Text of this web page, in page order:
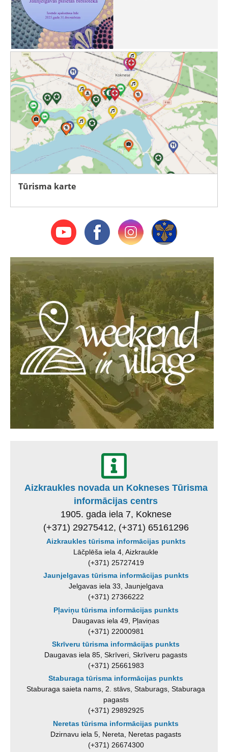
Tūrisma karte
Aizkraukles novada un Kokneses Tūrisma
informācijas centrs
1905. gada iela 7, Koknese
(+371) 29275412, (+371) 65161296
Aizkraukles tūrisma informācijas punkts
Lāčplēša iela 4, Aizkraukle
(+371) 25727419
Jaunjelgavas tūrisma informācijas punkts
Jelgavas iela 33, Jaunjelgava
(+371) 27366222
Pļaviņu tūrisma informācijas punkts
Daugavas iela 49, Pļaviņas
(+371) 22000981
Skrīveru tūrisma informācijas punkts
Daugavas iela 85, Skrīveri, Skrīveru pagasts
(+371) 25661983
Staburaga tūrisma informācijas punkts
Staburaga saieta nams, 2. stāvs, Staburags, Staburaga
pagasts
(+371) 29892925
Neretas tūrisma informācijas punkts
Dzirnavu iela 5, Nereta, Neretas pagasts
(+371) 26674300